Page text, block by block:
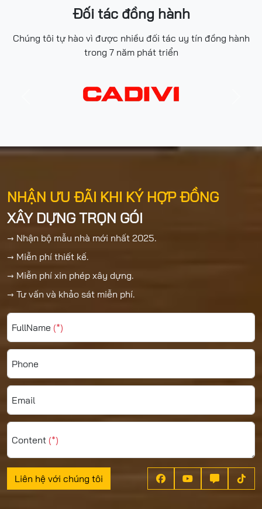
Đối tác đồng hành
Chúng tôi tự hào vì được nhiều đối tác uy tín đồng hành
trong 7 năm phát triển
NHẬN ƯU ĐÃI KHI KÝ HỢP ĐỒNG
XÂY DỰNG TRỌN GÓI
→ Nhận bộ mẫu nhà mới nhất 2025.
→ Miễn phí thiết kế.
→ Miễn phí xin phép xây dựng.
→ Tư vấn và khảo sát miễn phí.
FullName (*)
Phone
Email
Content (*)
Liên hệ với chúng tôi   